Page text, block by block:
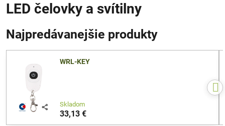
LED čelovky a svítilny
Najpredávanejšie produkty
WRL-KEY
Skladom
33,13 €